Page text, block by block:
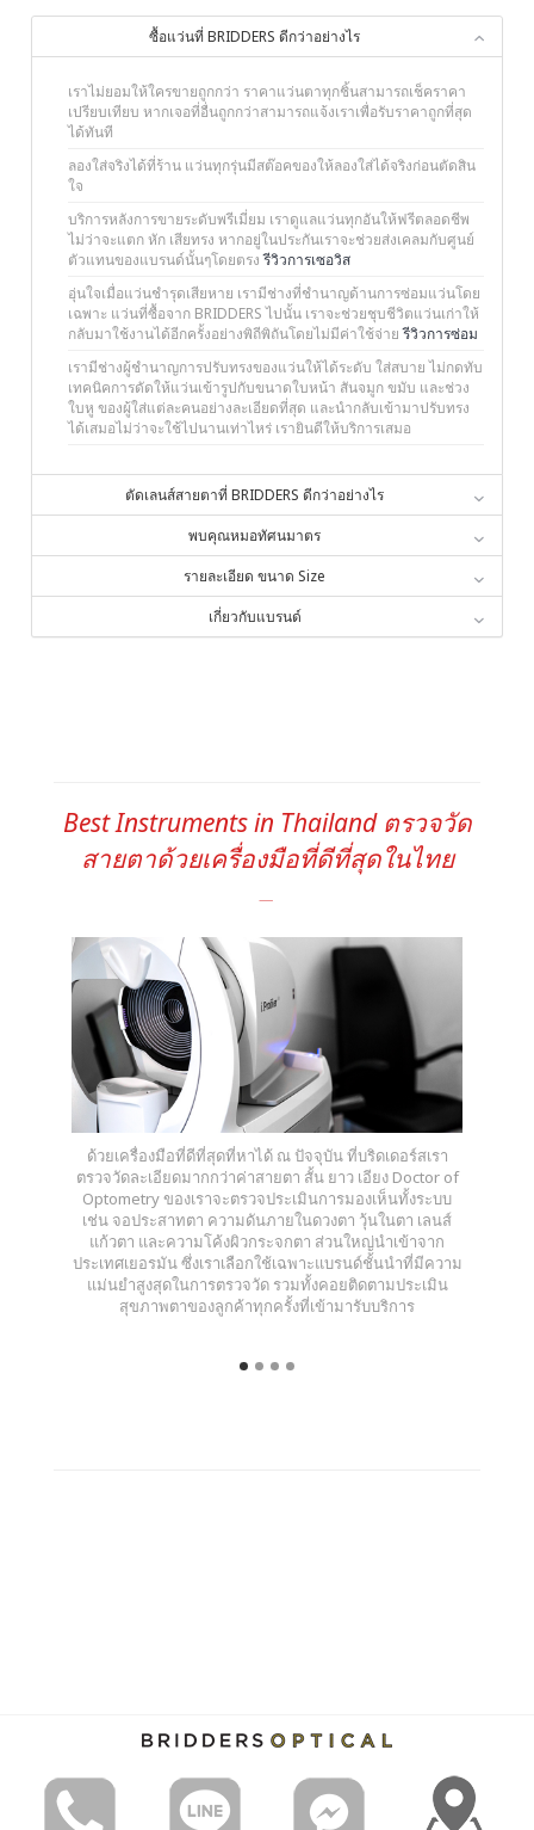
ซื้อแว่นที่ BRIDDERS ดีกว่าอย่างไร
เราไม่ยอมให้ใครขายถูกกว่า ราคาแว่นตาทุกชิ้นสามารถเช็คราคา
เปรียบเทียบ หากเจอที่อื่นถูกกว่าสามารถแจ้งเราเพื่อรับราคาถูกที่สุด
ได้ทันที
ลองใส่จริงได้ที่ร้าน แว่นทุกรุ่นมีสต๊อคของให้ลองใส่ได้จริงก่อนตัดสิน
ใจ
บริการหลังการขายระดับพรีเมี่ยม เราดูแลแว่นทุกอันให้ฟรีตลอดชีพ
ไม่ว่าจะแตก หัก เสียทรง หากอยู่ในประกันเราจะช่วยส่งเคลมกับศูนย์
ตัวแทนของแบรนด์นั้นๆโดยตรงรีวิวการเซอวิส
อุ่นใจเมื่อแว่นชำรุดเสียหาย เรามีช่างที่ชำนาญด้านการซ่อมแว่นโดย
เฉพาะ แว่นที่ซื้อจาก BRIDDERS ไปนั้น เราจะช่วยชุบชีวิตแว่นเก่าให้
กลับมาใช้งานได้อีกครั้งอย่างพิถีพิถันโดยไม่มีค่าใช้จ่ายรีวิวการซ่อม
เรามีช่างผู้ชำนาญการปรับทรงของแว่นให้ได้ระดับ ใส่สบาย ไม่กดทับ
เทคนิคการดัดให้แว่นเข้ารูปกับขนาดใบหน้า สันจมูก ขมับ และช่วง
ใบหู ของผู้ใส่แต่ละคนอย่างละเอียดที่สุด และนำกลับเข้ามาปรับทรง
ได้เสมอไม่ว่าจะใช้ไปนานเท่าไหร่ เรายินดีให้บริการเสมอ
ตัดเลนส์สายตาที่ BRIDDERS ดีกว่าอย่างไร
พบคุณหมอทัศนมาตร
รายละเอียด ขนาด Size
เกี่ยวกับแบรนด์
Best Instruments in Thailand ตรวจวัด
สายตาด้วยเครื่องมือที่ดีที่สุดในไทย
ด้วยเครื่องมือที่ดีที่สุดที่หาได้ ณ ปัจจุบัน ที่บริดเดอร์สเรา
ตรวจวัดละเอียดมากกว่าค่าสายตา สั้น ยาว เอียง Doctor of
Optometry ของเราจะตรวจประเมินการมองเห็นทั้งระบบ
เช่น จอประสาทตา ความดันภายในดวงตา วุ้นในตา เลนส์
แก้วตา และความโค้งผิวกระจกตา ส่วนใหญ่นำเข้าจาก
ประเทศเยอรมัน ซึ่งเราเลือกใช้เฉพาะแบรนด์ชั้นนำที่มีความ
แม่นยำสูงสุดในการตรวจวัด รวมทั้งคอยติดตามประเมิน
สุขภาพตาของลูกค้าทุกครั้งที่เข้ามารับบริการ